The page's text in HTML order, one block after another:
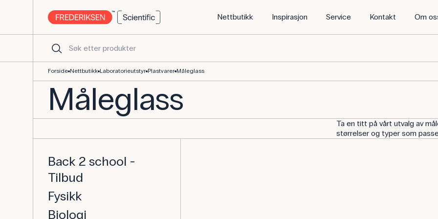
Nettbutikk Inspirasjon Service Kontakt Om
Forside Nettbutikk Laboratorieutstyr Plastvarer Måleglass
Måleglass
Ta en titt på vårt utvalg av
størrelser og typer som
Back 2 school -
Tilbud
Fysikk
Biologi